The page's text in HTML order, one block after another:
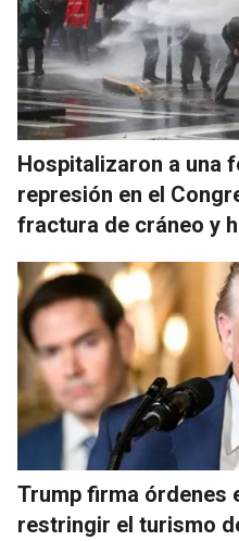
Hospitalizaron a una
represión en el
fractura de cráneo y
Trump firma órdenes
restringir el turismo